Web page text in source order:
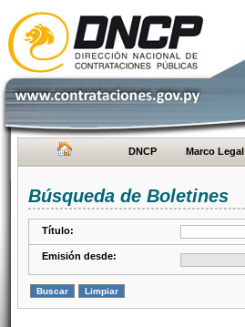
DNCP Marco Legal
Búsqueda de Boletines
Título:
Emisión desde: